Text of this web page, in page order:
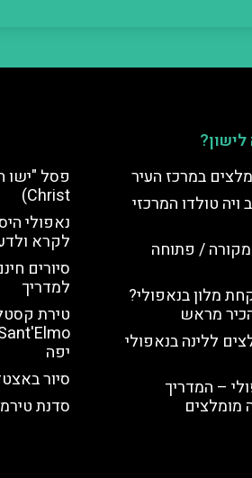
במרכז העיר
ויה טולדו המרכזי
מקורה / פתוחה
מלון בנאפולי?
מראש
ללינה בנאפולי
– המדריך
מומלצים
Christ)
נאפולי
לקרא
סיורים
למדריך
יפה
סיור
סדנת